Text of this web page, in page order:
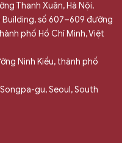
Thanh Xuân, Hà Nội.
Building, số 607–609 đường
phố Hồ Chí Minh, Việt
Ninh Kiều, thành phố
gu, Seoul, South